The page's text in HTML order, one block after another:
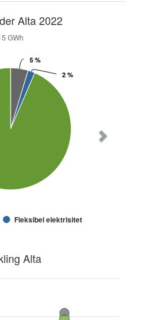
Alta 2022
GWh
5 %
5 %
2 %
2 %
Fleksibel elektrisitet
Alta